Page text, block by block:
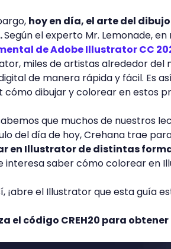
hoy en día, el arte del
Según el experto Mr. Lemonade,
de Adobe Illustrator CC
miles de artistas alrededor del
de manera rápida y fácil. Es
cómo dibujar y colorear en estos
que muchos de nuestros
del día de hoy, Crehana trae
en Illustrator de distintas
interesa saber cómo colorear en
¡abre el Illustrator que esta guía
el código CREH20 para